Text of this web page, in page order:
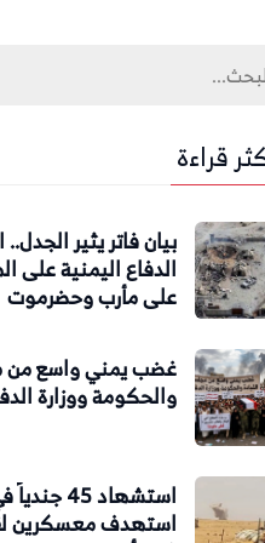
قراءة
بيان فاتر يثير الجدل..
الدفاع اليمنية على
على مأرب وحضرموت
غضب يمني واسع من
والحكومة ووزارة
استشهاد
استهدف معسكرين